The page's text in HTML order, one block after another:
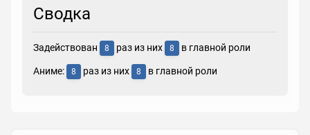
Сводка
Задействован 8 раз из них 8 в главной роли
Аниме: 8 раз из них 8 в главной роли